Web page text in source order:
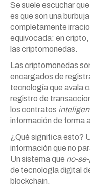
Se suele escuchar
es que son una
completamente
equivocada: en cripto,
las criptomonedas.
Las criptomonedas
encargados de
tecnología que avala
registro de
los contratos
información de forma
¿Qué significa esto?
información que no
Un sistema que no-
de tecnología digital
blockchain.